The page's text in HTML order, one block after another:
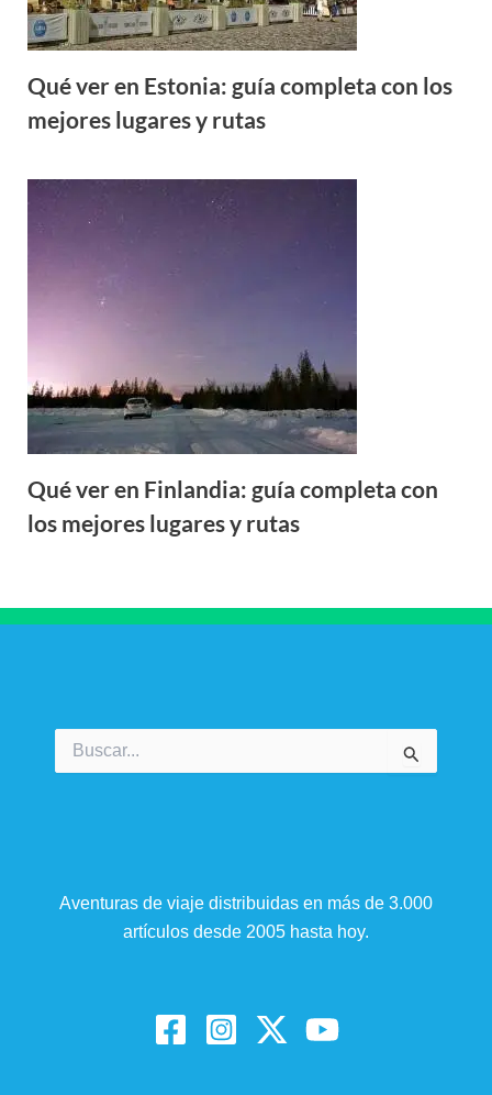
Qué ver en Estonia: guía completa con los
mejores lugares y rutas
Qué ver en Finlandia: guía completa con
los mejores lugares y rutas
por:
Aventuras de viaje distribuidas en más de 3.000
artículos desde 2005 hasta hoy.